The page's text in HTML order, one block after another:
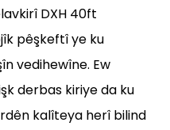
DXH 40ft
pêşkeftî ye ku
vedihewîne. Ew
derbas kiriye da ku
kalîteya herî bilind